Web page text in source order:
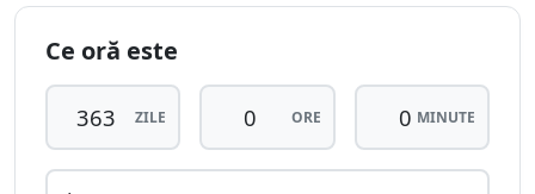
urma
zile in-
urma
12.08.2025
359 zile
peste
31.07.2027
Ce oră este
ZILE ORE MINUTE